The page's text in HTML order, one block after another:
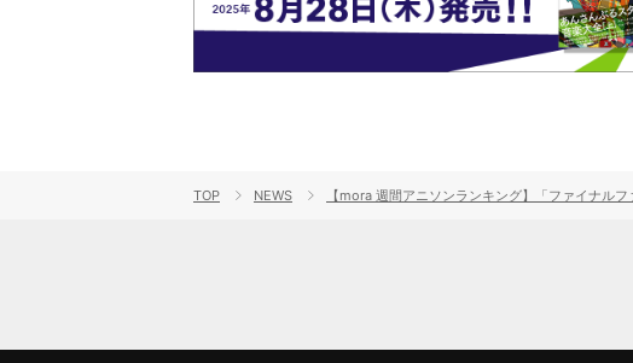
TOP NEWS 【mora 週間アニソンランキング】「ファイナル